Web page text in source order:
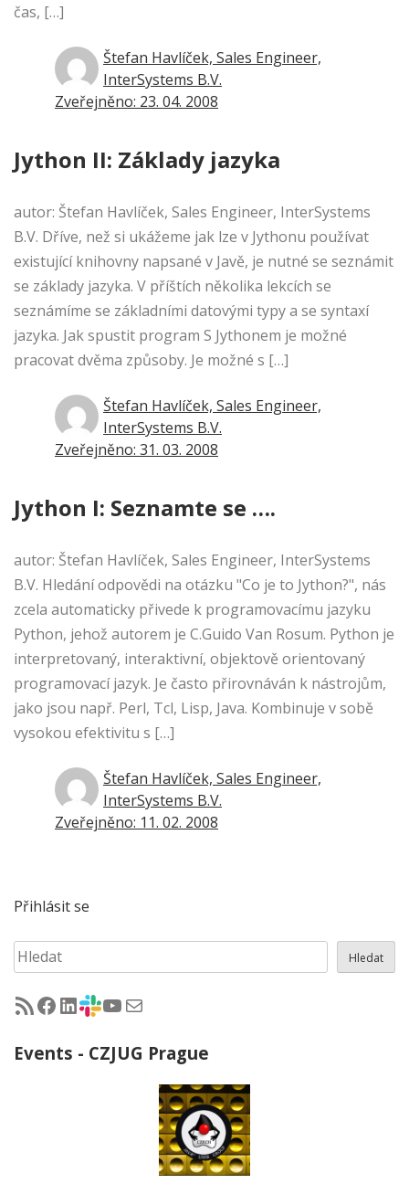
čas, […]
Štefan Havlíček, Sales Engineer,
InterSystems B.V.
Zveřejněno: 23. 04. 2008
Jython II: Základy jazyka
autor: Štefan Havlíček, Sales Engineer, InterSystems
B.V. Dříve, než si ukážeme jak lze v Jythonu používat
existující knihovny napsané v Javě, je nutné se seznámit
se základy jazyka. V příštích několika lekcích se
seznámíme se základními datovými typy a se syntaxí
jazyka. Jak spustit program S Jythonem je možné
pracovat dvěma způsoby. Je možné s […]
Štefan Havlíček, Sales Engineer,
InterSystems B.V.
Zveřejněno: 31. 03. 2008
Jython I: Seznamte se ….
autor: Štefan Havlíček, Sales Engineer, InterSystems
B.V. Hledání odpovědi na otázku "Co je to Jython?", nás
zcela automaticky přivede k programovacímu jazyku
Python, jehož autorem je C.Guido Van Rosum. Python je
interpretovaný, interaktivní, objektově orientovaný
programovací jazyk. Je často přirovnáván k nástrojům,
jako jsou např. Perl, Tcl, Lisp, Java. Kombinuje v sobě
vysokou efektivitu s […]
Štefan Havlíček, Sales Engineer,
InterSystems B.V.
Zveřejněno: 11. 02. 2008
Přihlásit se
Hledat Hledat
RSS - články na jug.cz
Facebook skupina Czech Java User Group
LinkedIn skupina Czech Java User Group
CZJUG Slack fórum
CZJUG YouTube kanálCZJUG email
Events - CZJUG Prague